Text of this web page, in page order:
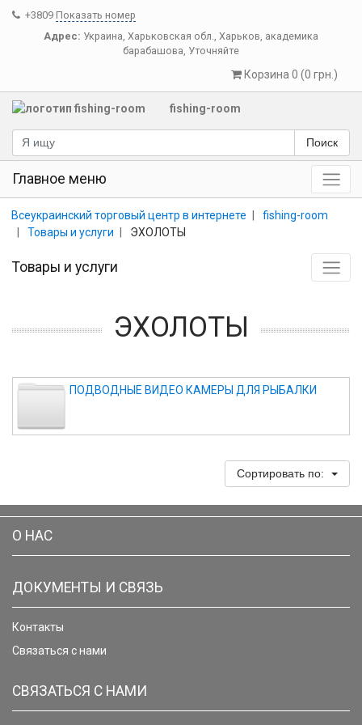
+3809 Показать номер
Адрес: Украина, Харьковская обл., Харьков, академика
барабашова, Уточняйте
Корзина 0 (0 грн.)
fishing-room
Поиск
Главное меню
Всеукраинский торговый центр в интернете
fishing-room
Товары и услуги
ЭХОЛОТЫ
Товары и услуги
ЭХОЛОТЫ
ПОДВОДНЫЕ ВИДЕО КАМЕРЫ ДЛЯ РЫБАЛКИ
Сортировать по:
О НАС
ДОКУМЕНТЫ И СВЯЗЬ
Контакты
Связаться с нами
СВЯЗАТЬСЯ С НАМИ